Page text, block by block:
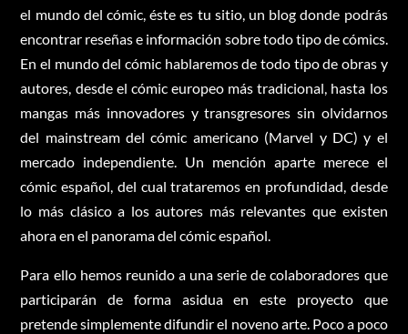
el mundo del cómic, éste es tu sitio, un blog donde podrás
encontrar reseñas e información sobre todo tipo de cómics.
En el mundo del cómic hablaremos de todo tipo de obras y
autores, desde el cómic europeo más tradicional, hasta los
mangas más innovadores y transgresores sin olvidarnos
del mainstream del cómic americano (Marvel y DC) y el
mercado independiente. Un mención aparte merece el
cómic español, del cual trataremos en profundidad, desde
lo más clásico a los autores más relevantes que existen
ahora en el panorama del cómic español.
Para ello hemos reunido a una serie de colaboradores que
participarán de forma asidua en este proyecto que
pretende simplemente difundir el noveno arte. Poco a poco